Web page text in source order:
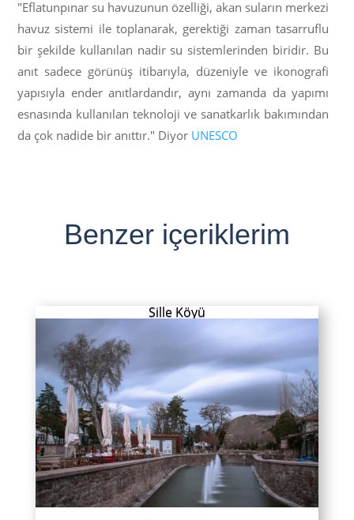
"Eflatunpınar su havuzunun özelliği, akan suların merkezi
havuz sistemi ile toplanarak, gerektiği zaman tasarruflu
bir şekilde kullanılan nadir su sistemlerinden biridir. Bu
anıt sadece görünüş itibarıyla, düzeniyle ve ikonografi
yapısıyla ender anıtlardandır, aynı zamanda da yapımı
esnasında kullanılan teknoloji ve sanatkarlık bakımından
da çok nadide bir anıttır." Diyor UNESCO
Benzer içeriklerim
Sille Köyü